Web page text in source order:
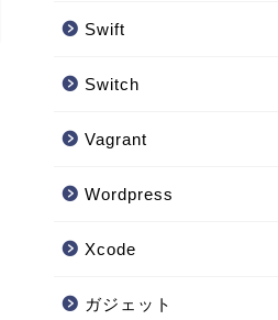
Swift
Switch
Vagrant
Wordpress
Xcode
ガジェット